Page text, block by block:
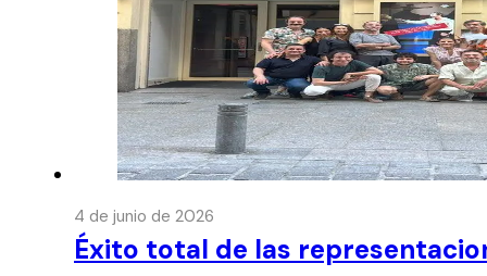
4 de junio de 2026
Éxito total de las